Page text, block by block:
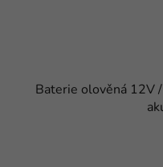
Baterie olověná 12V